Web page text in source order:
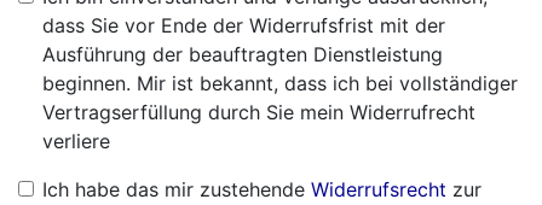
dass Sie vor Ende der Widerrufsfrist mit der
Ausführung der beauftragten Dienstleistung
beginnen. Mir ist bekannt, dass ich bei vollständiger
Vertragserfüllung durch Sie mein Widerrufrecht
verliere
Ich habe das mir zustehende Widerrufsrecht zur